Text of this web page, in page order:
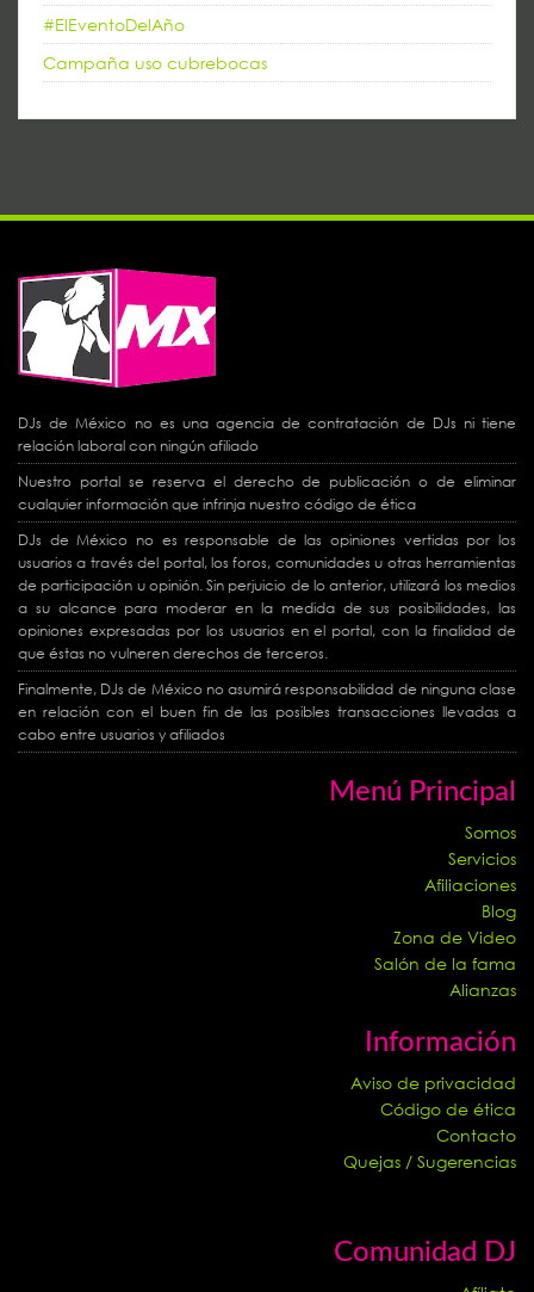
#ElEventoDelAño
Campaña uso cubrebocas
DJs de México no es una agencia de contratación de DJs ni tiene
relación laboral con ningún afiliado
Nuestro portal se reserva el derecho de publicación o de eliminar
cualquier información que infrinja nuestro código de ética
DJs de México no es responsable de las opiniones vertidas por los
usuarios a través del portal, los foros, comunidades u otras herramientas
de participación u opinión. Sin perjuicio de lo anterior, utilizará los medios
a su alcance para moderar en la medida de sus posibilidades, las
opiniones expresadas por los usuarios en el portal, con la finalidad de
que éstas no vulneren derechos de terceros.
Finalmente, DJs de México no asumirá responsabilidad de ninguna clase
en relación con el buen fin de las posibles transacciones llevadas a
cabo entre usuarios y afiliados
Menú Principal
Somos
Servicios
Afiliaciones
Blog
Zona de Video
Salón de la fama
Alianzas
Información
Aviso de privacidad
Código de ética
Contacto
Quejas / Sugerencias
Comunidad DJ